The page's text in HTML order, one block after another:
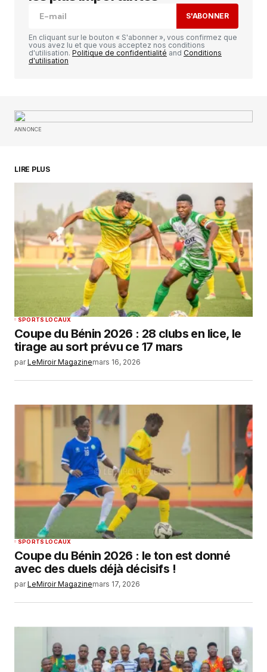
Enregistrer mon nom, mon e-mail et mon
commentaire.
SUBMIT COMMENT
S'ABONNER
En cliquant sur le bouton « S'abonner », vous confirmez que
vous avez lu et que vous acceptez nos conditions
d'utilisation. Politique de confidentialité and Conditions
d'utilisation
ANNONCE
LIRE PLUS
SPORTS LOCAUX
Coupe du Bénin 2026 : 28 clubs en lice, le
tirage au sort prévu ce 17 mars
par LeMiroir Magazinemars 16, 2026
SPORTS LOCAUX
Coupe du Bénin 2026 : le ton est donné
avec des duels déjà décisifs !
par LeMiroir Magazinemars 17, 2026